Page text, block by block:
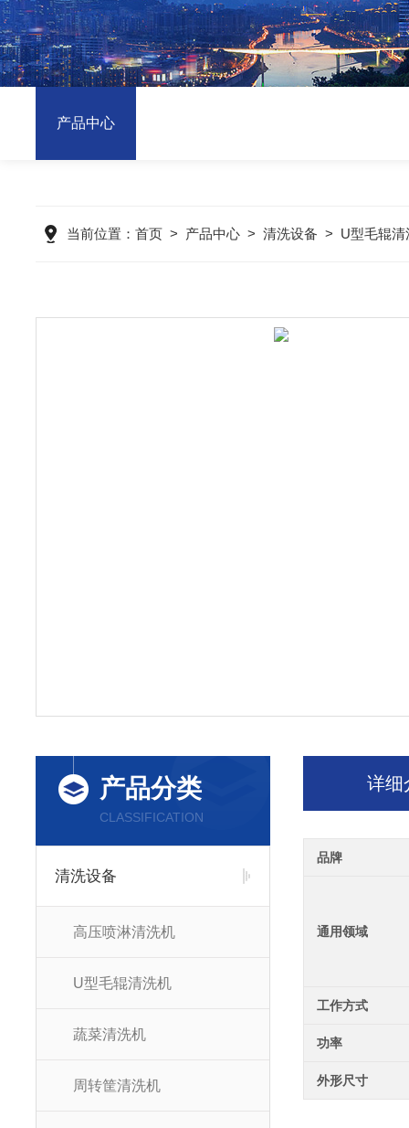
产品中心
当前位置： 首页 > 产品中心 > 清洗设备 > U型毛辊清
产品分类
CLASSIFICATION
清洗设备
高压喷淋清洗机
U型毛辊清洗机
蔬菜清洗机
周转筐清洗机
详细
品牌
通用领域
工作方式
功率
外形尺寸